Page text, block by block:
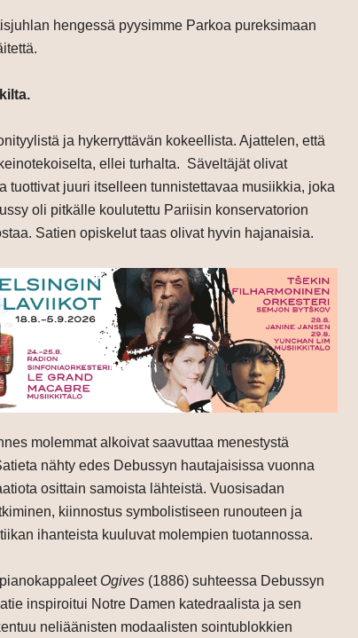
hengessä pyysimme Parkoa pureksimaan
ja hykerryttävän kokeellista. Ajattelen, että
ellei turhalta. Säveltäjät olivat
tuottivat juuri itselleen tunnistettavaa musiikkia, joka
oli pitkälle koulutettu Pariisin konservatorion
Satien opiskelut taas olivat hyvin hajanaisia.
molemmat alkoivat saavuttaa menestystä
nähty edes Debussyn hautajaisissa vuonna
osittain samoista lähteistä. Vuosisadan
kiinnostus symbolistiseen runouteen ja
ihanteista kuuluvat molempien tuotannossa.
Ogives (1886) suhteessa Debussyn
inspiroitui Notre Damen katedraalista ja sen
neliäänisten modaalisten sointublokkien